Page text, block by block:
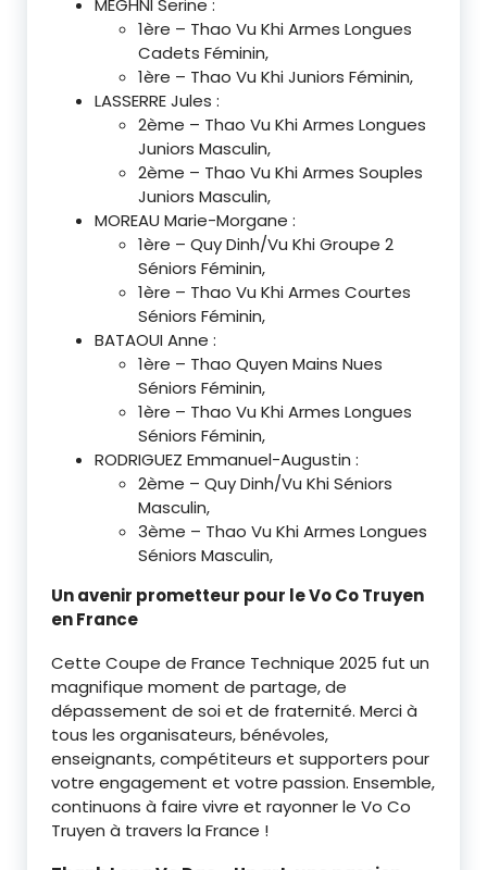
MEGHNI Serine :
1ère – Thao Vu Khi Armes Longues
Cadets Féminin,
1ère – Thao Vu Khi Juniors Féminin,
LASSERRE Jules :
2ème – Thao Vu Khi Armes Longues
Juniors Masculin,
2ème – Thao Vu Khi Armes Souples
Juniors Masculin,
MOREAU Marie-Morgane :
1ère – Quy Dinh/Vu Khi Groupe 2
Séniors Féminin,
1ère – Thao Vu Khi Armes Courtes
Séniors Féminin,
BATAOUI Anne :
1ère – Thao Quyen Mains Nues
Séniors Féminin,
1ère – Thao Vu Khi Armes Longues
Séniors Féminin,
RODRIGUEZ Emmanuel-Augustin :
2ème – Quy Dinh/Vu Khi Séniors
Masculin,
3ème – Thao Vu Khi Armes Longues
Séniors Masculin,
Un avenir prometteur pour le Vo Co Truyen
en France
Cette Coupe de France Technique 2025 fut un
magnifique moment de partage, de
dépassement de soi et de fraternité. Merci à
tous les organisateurs, bénévoles,
enseignants, compétiteurs et supporters pour
votre engagement et votre passion. Ensemble,
continuons à faire vivre et rayonner le Vo Co
Truyen à travers la France !